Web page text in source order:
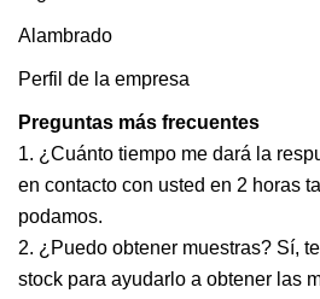
Alambrado
Perfil de la empresa
Preguntas más frecuentes
1. ¿Cuánto tiempo me dará la
en contacto con usted en 2 horas
podamos.
2. ¿Puedo obtener muestras? Sí,
stock para ayudarlo a obtener las